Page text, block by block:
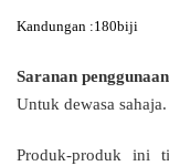
Kandungan :180biji
Saranan
Untuk dewasa
Produk-produk ini